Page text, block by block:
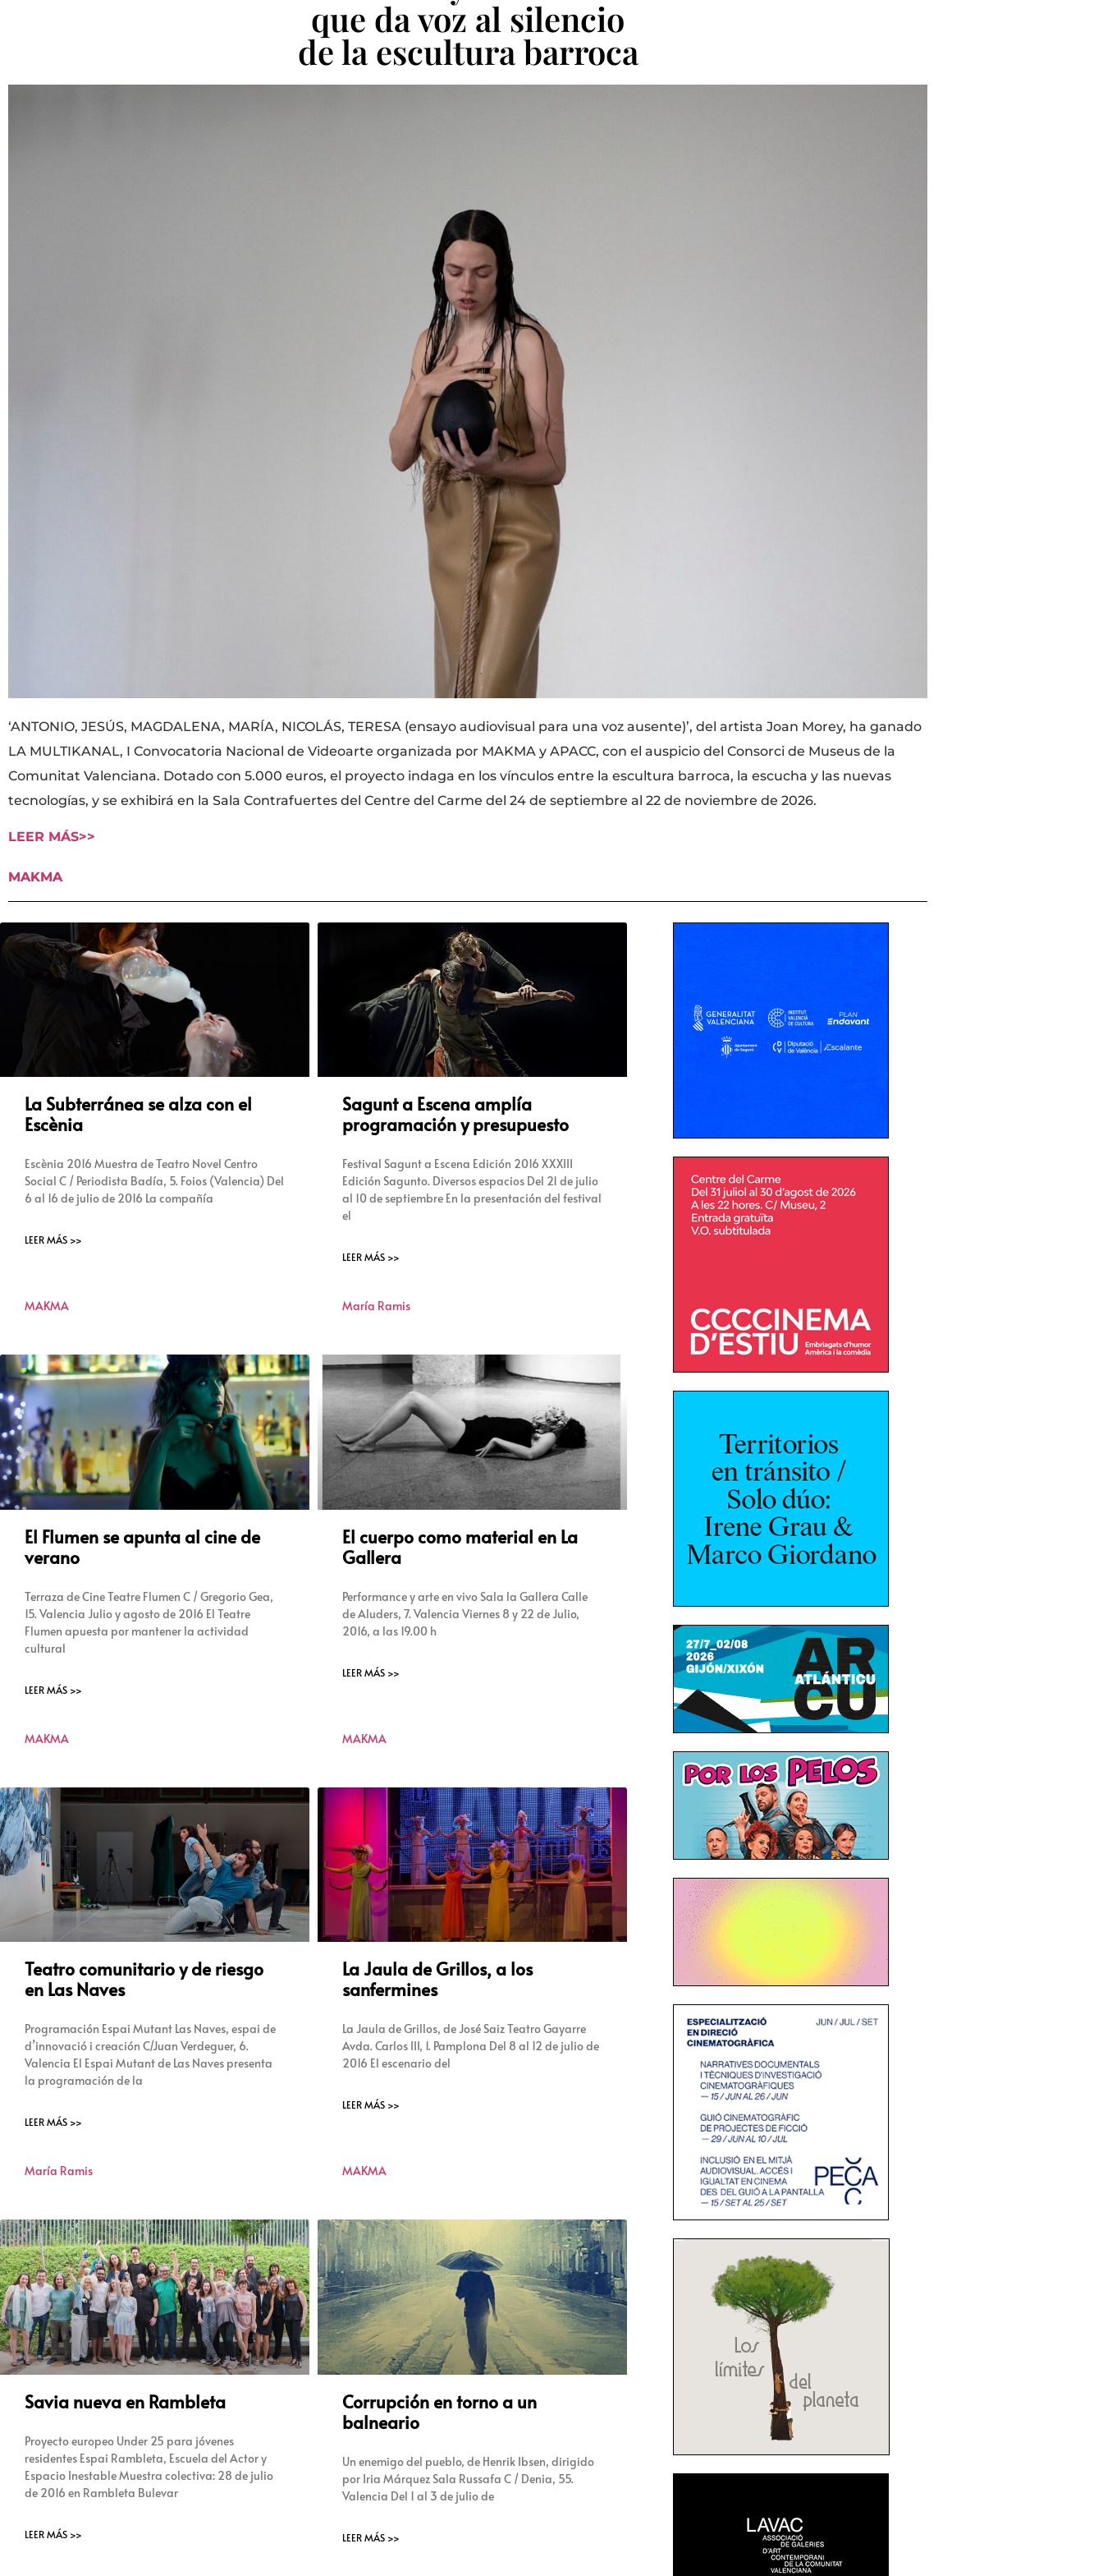
que da voz al silencio
de la escultura barroca
‘ANTONIO, JESÚS, MAGDALENA, MARÍA, NICOLÁS, TERESA (ensayo audiovisual para una voz ausente)’, del artista Joan Morey, ha ganado
LA MULTIKANAL, I Convocatoria Nacional de Videoarte organizada por MAKMA y APACC, con el auspicio del Consorci de Museus de la
Comunitat Valenciana. Dotado con 5.000 euros, el proyecto indaga en los vínculos entre la escultura barroca, la escucha y las nuevas
tecnologías, y se exhibirá en la Sala Contrafuertes del Centre del Carme del 24 de septiembre al 22 de noviembre de 2026.
LEER MÁS>>
MAKMA
La Subterránea se alza con el
Escènia
Escènia 2016 Muestra de Teatro Novel Centro
Social C / Periodista Badía, 5. Foios (Valencia) Del
6 al 16 de julio de 2016 La compañía
LEER MÁS >>
MAKMA
Sagunt a Escena amplía
programación y presupuesto
Festival Sagunt a Escena Edición 2016 XXXIII
Edición Sagunto. Diversos espacios Del 21 de julio
al 10 de septiembre En la presentación del festival
el
LEER MÁS >>
María Ramis
El Flumen se apunta al cine de
verano
Terraza de Cine Teatre Flumen C / Gregorio Gea,
15. Valencia Julio y agosto de 2016 El Teatre
Flumen apuesta por mantener la actividad
cultural
LEER MÁS >>
MAKMA
El cuerpo como material en La
Gallera
Performance y arte en vivo Sala la Gallera Calle
de Aluders, 7. Valencia Viernes 8 y 22 de Julio,
2016, a las 19.00 h
LEER MÁS >>
MAKMA
Teatro comunitario y de riesgo
en Las Naves
Programación Espai Mutant Las Naves, espai de
d’innovació i creación C/Juan Verdeguer, 6.
Valencia El Espai Mutant de Las Naves presenta
la programación de la
LEER MÁS >>
María Ramis
La Jaula de Grillos, a los
sanfermines
La Jaula de Grillos, de José Saiz Teatro Gayarre
Avda. Carlos III, 1. Pamplona Del 8 al 12 de julio de
2016 El escenario del
LEER MÁS >>
MAKMA
Savia nueva en Rambleta
Proyecto europeo Under 25 para jóvenes
residentes Espai Rambleta, Escuela del Actor y
Espacio Inestable Muestra colectiva: 28 de julio
de 2016 en Rambleta Bulevar
LEER MÁS >>
Corrupción en torno a un
balneario
Un enemigo del pueblo, de Henrik Ibsen, dirigido
por Iria Márquez Sala Russafa C / Denia, 55.
Valencia Del 1 al 3 de julio de
LEER MÁS >>